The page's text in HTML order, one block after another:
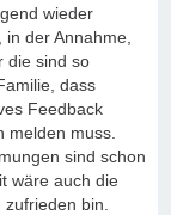
wieder
der Annahme,
die sind so
dass
Feedback
melden muss.
sind schon
wäre auch die
bin.